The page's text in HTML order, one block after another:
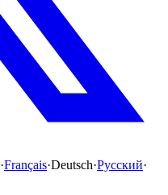
·Français·Deutsch·Русский·